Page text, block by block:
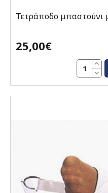
Τετράποδο μπαστούνι
25,00€